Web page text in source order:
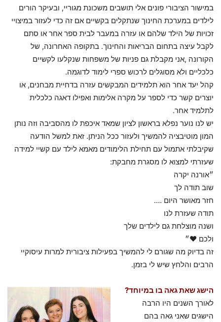
במישור הציבורי פונים אלי תושבים משכונת מגוריי, ובעיקר הורים
לילדים במערכת החינוך שנתקלים בקשיים אם זה כדי לעזור במיצויי
זכויות של הילד שלהם או עזרה במעבר לבית ספר אחר או סתם
לקבל עיצה בתחום הבריאות והחינוך. בתקופה האחרונה, של
הקורונה ,אני מקבלת גם פניות של משפחות שנקלעו לקשיים
כלכליים ולא מסוגלים לרכוש ספרי לימוד לדוגמה.
קהל יעד אחר הוא תלמידים המבקשים עזרה בדחיית מבחנים, או
יוצרים קשר כדי לספר על מקרה אלימות ואפילו דאגה כלכלית
לתלמיד אחר.
יש לנו נוער נפלא בראשון לציון שמאד איכפת לו מהסביבה וזה נותן
המון מוטיבציה להמשיך ולעזור ככל הניתן. זאת למשל הודעה
שקיבלתי אתמול עם תחילת הלימודים מאמא לילד עם קשיי למידה
שעזרתי למצוא לו מסגרת מחבקת:
״אורנה יקרה
שוב תודה לך
חזר מאושר היום ….
תודה שעזרת לנו
ושנה מוצלחת גם לילדים שלך
ולכם ❤️״
זה בדיוק מה שגורם לי להמשיך בפעילות ציבורית למרות עיסוקיי
הרבים והלחץ שיש לי בזמן.
הישג שאת גאה בו במיוחד?
לאורך השנים היו הרבה
הישגים שאני גאה בהם